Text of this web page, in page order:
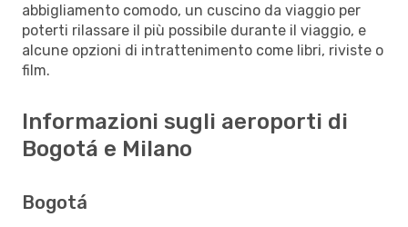
abbigliamento comodo, un cuscino da viaggio per
poterti rilassare il più possibile durante il viaggio, e
alcune opzioni di intrattenimento come libri, riviste o
film.
Informazioni sugli aeroporti di
Bogotá e Milano
Bogotá